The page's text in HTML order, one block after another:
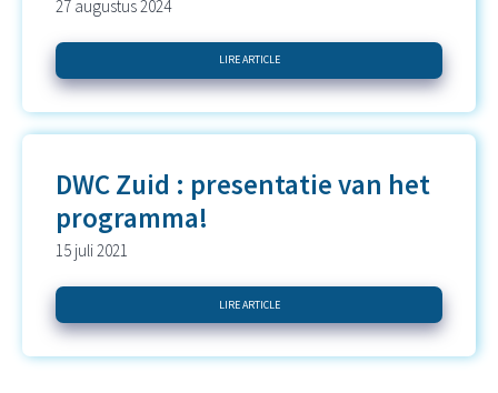
27 augustus 2024
LIRE ARTICLE
DWC Zuid : presentatie van het
programma!
15 juli 2021
LIRE ARTICLE